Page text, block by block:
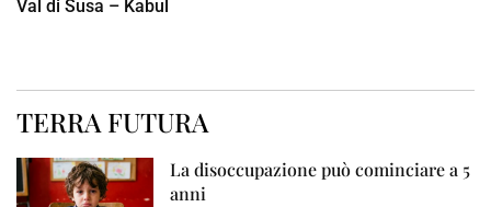
Val di Susa – Kabul
TERRA FUTURA
La disoccupazione può cominciare a 5
anni